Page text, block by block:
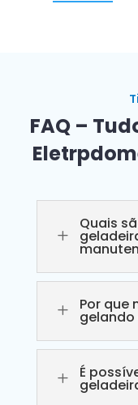
FAQ –
L
Quais
L Por que
L É